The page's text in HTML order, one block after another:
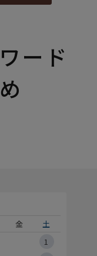
ード
金
土
1